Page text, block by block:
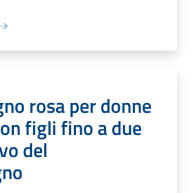
rosa per donne
figli fino a due
del